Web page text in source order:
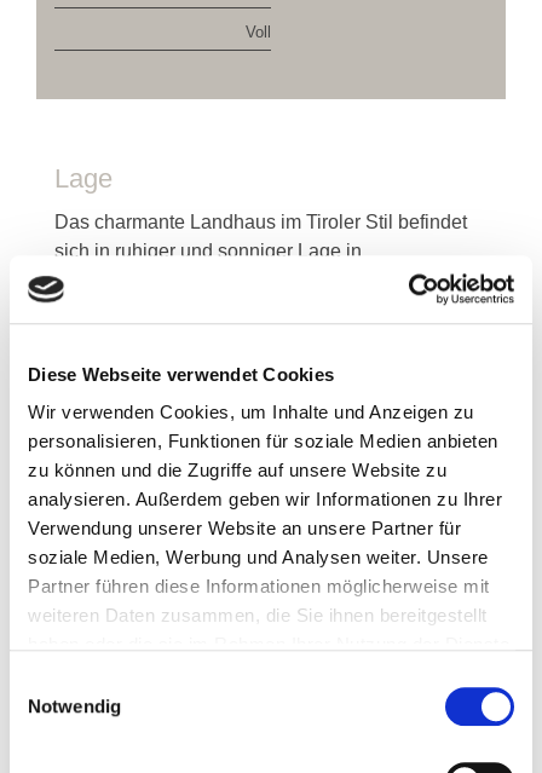
Diese Webseite verwendet Cookies
Wir verwenden Cookies, um Inhalte und Anzeigen zu
personalisieren, Funktionen für soziale Medien anbieten
zu können und die Zugriffe auf unsere Website zu
analysieren. Außerdem geben wir Informationen zu Ihrer
Verwendung unserer Website an unsere Partner für
soziale Medien, Werbung und Analysen weiter. Unsere
Partner führen diese Informationen möglicherweise mit
weiteren Daten zusammen, die Sie ihnen bereitgestellt
Notwendig
Voll
Lage
Das charmante Landhaus im Tiroler Stil befindet
sich in ruhiger und sonniger Lage in
unmittelbarer Nähe zum Golfplatz von Ellmau.
Das „Bergdoktordorf“ am Fuße des Wilden
TV-Serie auch hat die Natur Ellmau ein
Herrliche Rad- und Wanderwege sowie
Langlaufloipen führen in direkter Umgebung
vorbei und inspirieren Sie die Natur zu
genießen. Zwei Golfplätze „Kaisergolf“ (9 Loch)
und „Golfplatz Wilder Kaiser“ (27 Loch) laden
Golfbegeisterte zu sportlichen Stunden ein.
Für Skisportbegeisterte liegt das größte
zusammenhängende Skigebiet, die „Skiwelt
Der charmante Ortskern mit seinen zahlreichen